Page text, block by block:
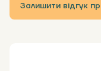
Залишити відгук